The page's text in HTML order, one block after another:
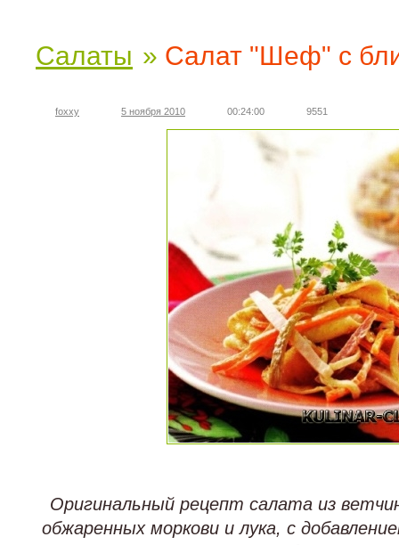
Салаты » Салат "Шеф" с
foxxy 5 ноября 2010 00:24:00 9551
Оригинальный рецепт салата из
обжаренных моркови и лука, с